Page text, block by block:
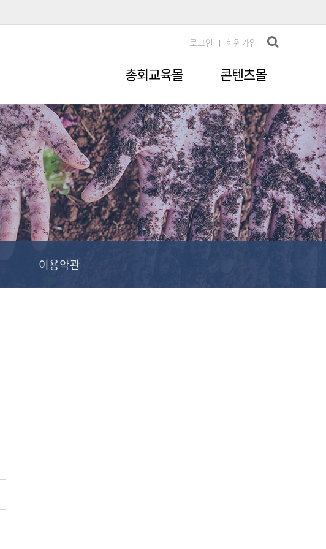
총회교육몰 콘텐츠몰
로그인 회원가입
이용약관